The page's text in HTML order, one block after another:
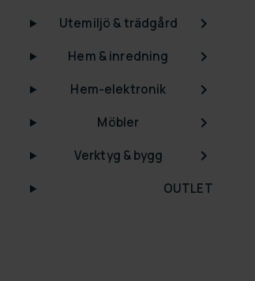
Utemiljö & trädgård
Hem & inredning
Hem-elektronik
Möbler
Verktyg & bygg
OUTLET